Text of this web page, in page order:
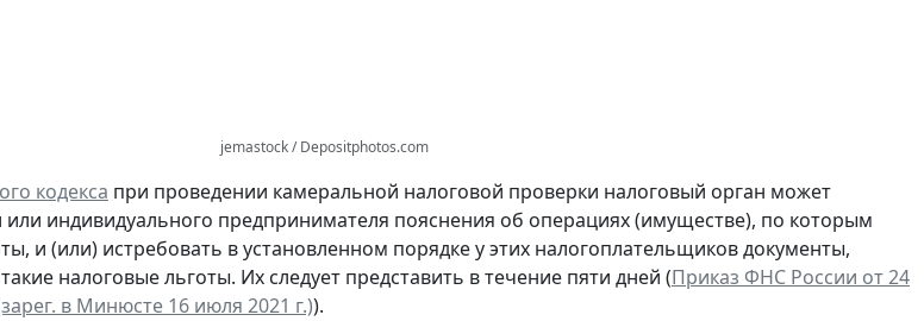
jemastock / Depositphotos.com
кодекса при проведении камеральной налоговой проверки налоговый орган может
или индивидуального предпринимателя пояснения об операциях (имуществе), по которым
и (или) истребовать в установленном порядке у этих налогоплательщиков документы,
налоговые льготы. Их следует представить в течение пяти дней (Приказ ФНС России от 24
в Минюсте 16 июля 2021 г.)).